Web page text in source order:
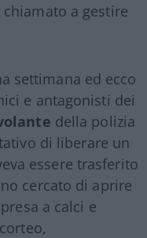
a gestire
settimana ed ecco
e antagonisti dei
della polizia
di liberare un
essere trasferito
cercato di aprire
a calci e